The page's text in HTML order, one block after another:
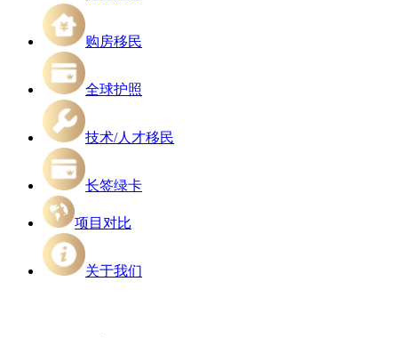
购房移民
全球护照
技术/人才移民
长签绿卡
项目对比
关于我们